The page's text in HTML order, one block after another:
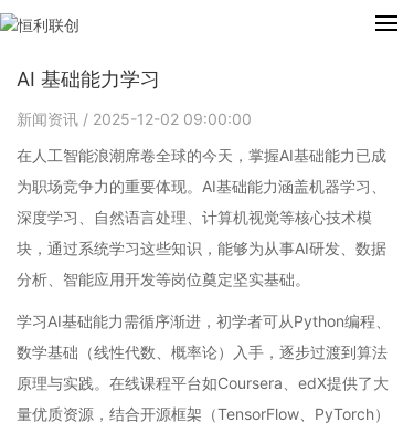
AI 基础能力学习
新闻资讯 / 2025-12-02 09:00:00
在人工智能浪潮席卷全球的今天，掌握AI基础能力已成
为职场竞争力的重要体现。AI基础能力涵盖机器学习、
深度学习、自然语言处理、计算机视觉等核心技术模
块，通过系统学习这些知识，能够为从事AI研发、数据
分析、智能应用开发等岗位奠定坚实基础。
学习AI基础能力需循序渐进，初学者可从Python编程、
数学基础（线性代数、概率论）入手，逐步过渡到算法
原理与实践。在线课程平台如Coursera、edX提供了大
量优质资源，结合开源框架（TensorFlow、PyTorch）